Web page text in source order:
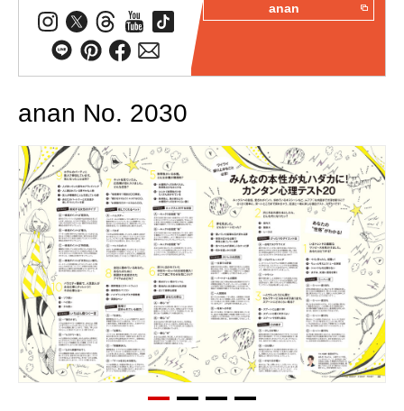
anan
anan No. 2030